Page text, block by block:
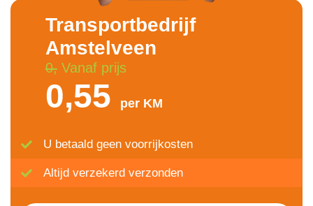
Transportbedrijf
Amstelveen
0,Vanaf prijs
0,55 per KM
U betaald geen voorrijkosten
Altijd verzekerd verzonden